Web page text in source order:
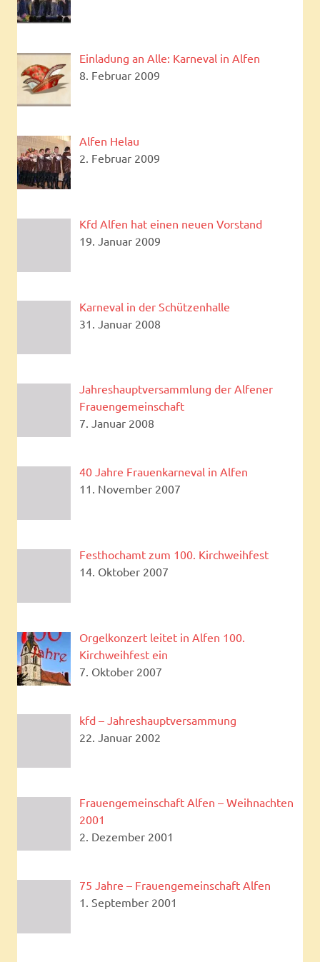
Einladung an Alle: Karneval in Alfen
8. Februar 2009
Alfen Helau
2. Februar 2009
Kfd Alfen hat einen neuen Vorstand
19. Januar 2009
Karneval in der Schützenhalle
31. Januar 2008
Jahreshauptversammlung der Alfener
Frauengemeinschaft
7. Januar 2008
40 Jahre Frauenkarneval in Alfen
11. November 2007
Festhochamt zum 100. Kirchweihfest
14. Oktober 2007
Orgelkonzert leitet in Alfen 100.
Kirchweihfest ein
7. Oktober 2007
kfd – Jahreshauptversammung
22. Januar 2002
Frauengemeinschaft Alfen – Weihnachten
2001
2. Dezember 2001
75 Jahre – Frauengemeinschaft Alfen
1. September 2001